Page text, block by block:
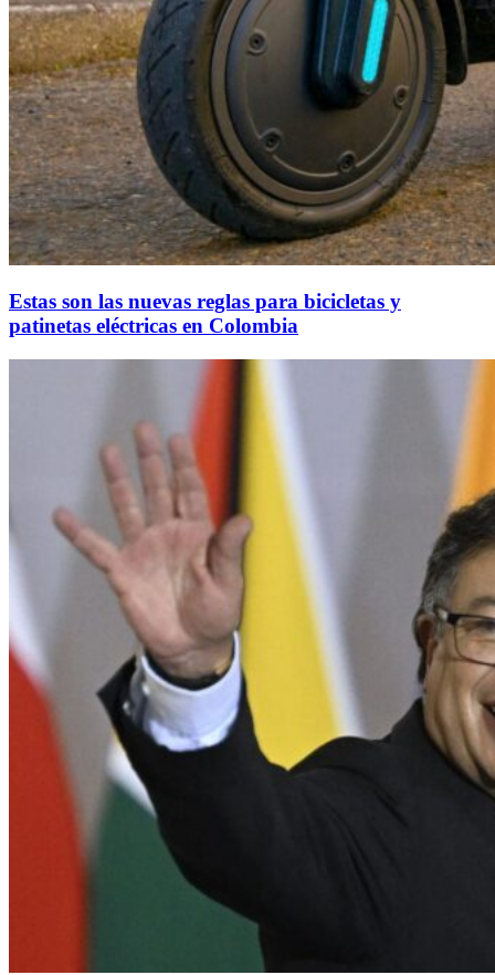
Estas son las nuevas reglas para bicicletas y
patinetas eléctricas en Colombia